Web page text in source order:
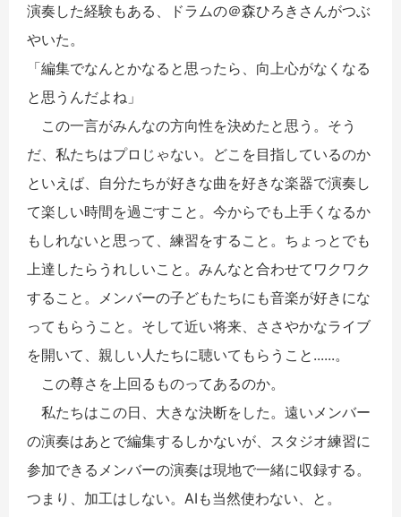
演奏した経験もある、ドラムの＠森ひろきさんがつぶ
やいた。
「編集でなんとかなると思ったら、向上心がなくなる
と思うんだよね」
この一言がみんなの方向性を決めたと思う。そう
だ、私たちはプロじゃない。どこを目指しているのか
といえば、自分たちが好きな曲を好きな楽器で演奏し
て楽しい時間を過ごすこと。今からでも上手くなるか
もしれないと思って、練習をすること。ちょっとでも
上達したらうれしいこと。みんなと合わせてワクワク
すること。メンバーの子どもたちにも音楽が好きにな
ってもらうこと。そして近い将来、ささやかなライブ
を開いて、親しい人たちに聴いてもらうこと......。
この尊さを上回るものってあるのか。
私たちはこの日、大きな決断をした。遠いメンバー
の演奏はあとで編集するしかないが、スタジオ練習に
参加できるメンバーの演奏は現地で一緒に収録する。
つまり、加工はしない。AIも当然使わない、と。